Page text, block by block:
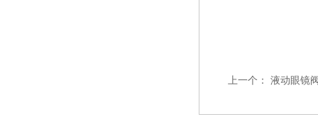
上一个： 液动眼镜